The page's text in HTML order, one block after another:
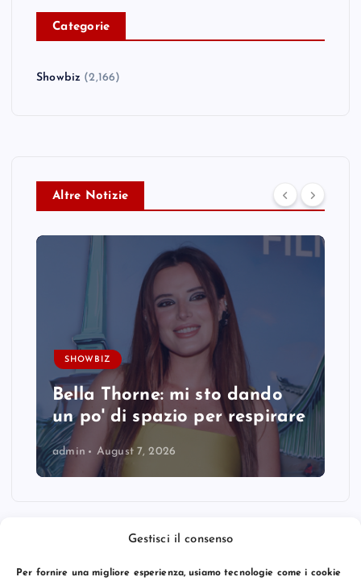
Gestisci il consenso
Per fornire una migliore esperienza, usiamo tecnologie come i cookie
Categorie
Showbiz (2,166)
Altre Notizie
SHOWBIZ
Bella Thorne: mi sto dando
un po' di spazio per respirare
admin August 7, 2026